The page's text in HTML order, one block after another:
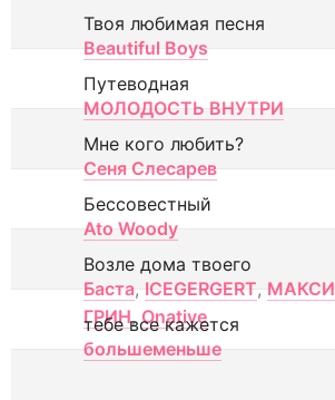
Твоя любимая песня
Beautiful Boys
Путеводная
МОЛОДОСТЬ ВНУТРИ
Мне кого любить?
Сеня Слесарев
Бессовестный
Ato Woody
Возле дома твоего
Баста, ICEGERGERT, МАКСИ
ГРИН, Onative
тебе все кажется
большеменьше